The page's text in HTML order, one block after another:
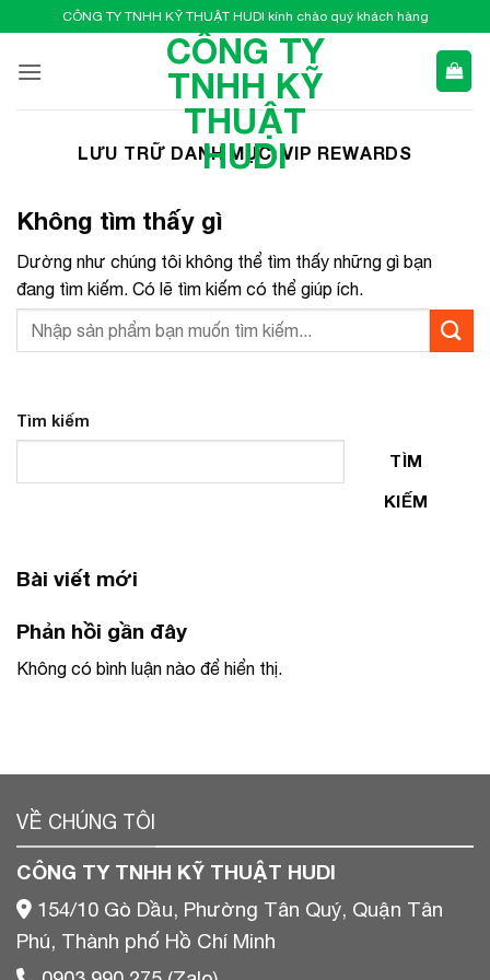
qua
nội
CÔNG TY TNHH KỸ THUẬT HUDI kính chào quý khách hàng
CÔNG TY
TNHH KỸ
THUẬT
HUDI
LƯU TRỮ DANH MỤC: VIP REWARDS
Không tìm thấy gì
Dường như chúng tôi không thể tìm thấy những gì bạn
đang tìm kiếm. Có lẽ tìm kiếm có thể giúp ích.
Tìm kiếm
TÌM
KIẾM
Bài viết mới
Phản hồi gần đây
Không có bình luận nào để hiển thị.
VỀ CHÚNG TÔI
CÔNG TY TNHH KỸ THUẬT HUDI
154/10 Gò Dầu, Phường Tân Quý, Quận Tân
Phú, Thành phố Hồ Chí Minh